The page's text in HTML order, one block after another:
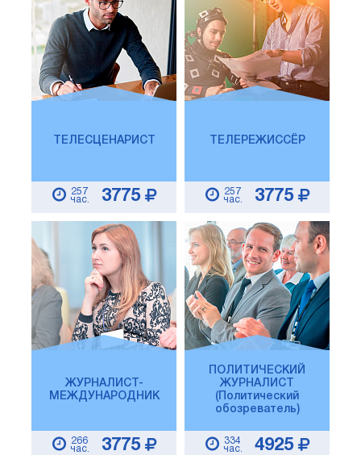
ТЕЛЕСЦЕНАРИСТ
257
час.
3775
ТЕЛЕРЕЖИССЁР
257
час.
3775
ЖУРНАЛИСТ-
МЕЖДУНАРОДНИК
266
час.
3775
ПОЛИТИЧЕСКИЙ
ЖУРНАЛИСТ
(Политический
обозреватель)
334
час.
4925